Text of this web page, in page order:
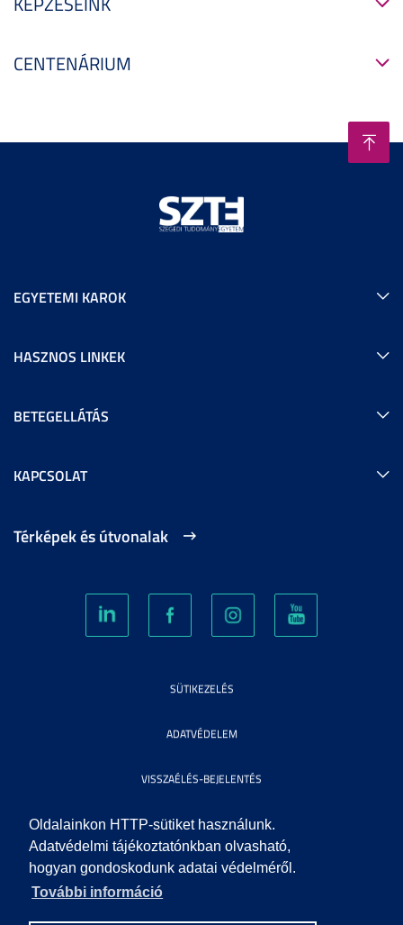
Oldalainkon HTTP-sütiket használunk.
Adatvédelmi tájékoztatónkban olvasható,
hogyan gondoskodunk adatai védelméről.
További információ
CENTENÁRIUM
EGYETEMI KAROK
HASZNOS LINKEK
BETEGELLÁTÁS
KAPCSOLAT
Térképek és útvonalak
SÜTIKEZELÉS
ADATVÉDELEM
VISSZAÉLÉS-BEJELENTÉS
KÖZÉRDEKŰ ADATOK
IMPRESSZUM